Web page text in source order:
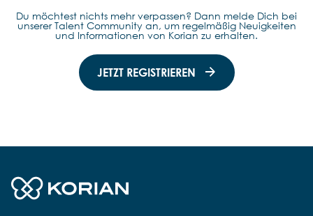
Du möchtest nichts mehr verpassen? Dann melde Dich bei
unserer Talent Community an, um regelmäßig Neuigkeiten
und Informationen von Korian zu erhalten.
JETZT REGISTRIEREN